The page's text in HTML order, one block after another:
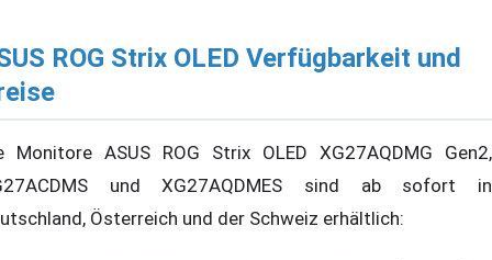
ROG Strix OLED Verfügbarkeit und
Monitore ASUS ROG Strix OLED XG27AQDMG Gen2,
und XG27AQDMES sind ab sofort in
Österreich und der Schweiz erhältlich: